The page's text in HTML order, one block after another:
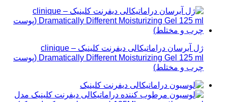
ژل آبرسان دراماتیکالی دیفرنت کلینیک – clinique
Dramatically Different Moisturizing Gel 125 ml (پوست
چرب و مختلط)